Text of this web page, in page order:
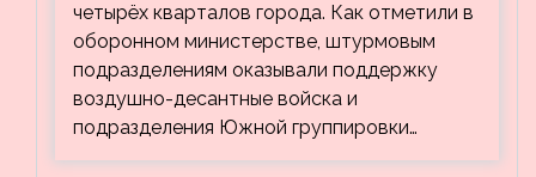
четырёх кварталов города. Как отметили в
оборонном министерстве, штурмовым
подразделениям оказывали поддержку
воздушно-десантные войска и
подразделения Южной группировки…